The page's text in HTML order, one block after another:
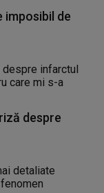
imposibil de
despre